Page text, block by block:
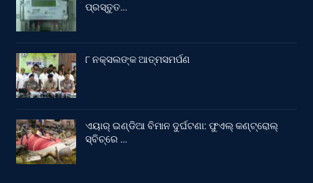
ପ୍ରସ୍ତୁତ…
୮ ନକ୍ସଲଙ୍କ ଆତ୍ମସମର୍ପଣ
ଏୟାର୍ ଇଣ୍ଡିଆ ବିମାନ ଦୁର୍ଘଟଣା: ଫୁଏଲ୍‌ କଣ୍ଟ୍ରୋଲ୍‌
ସ୍ବିଚ୍‌ରେ …